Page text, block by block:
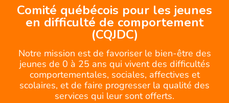
Comité québécois pour les jeunes
en difficulté de comportement
(CQJDC)
Notre mission est de favoriser le bien-être des
jeunes de 0 à 25 ans qui vivent des difficultés
comportementales, sociales, affectives et
scolaires, et de faire progresser la qualité des
services qui leur sont offerts.